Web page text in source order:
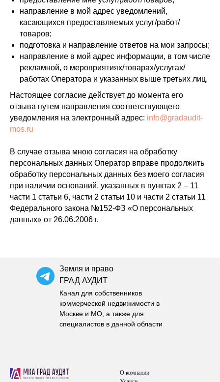
направление в мой адрес уведомлений,
касающихся предоставляемых услуг/работ/
товаров;
подготовка и направление ответов на мои запросы;
направление в мой адрес информации, в том числе
рекламной, о мероприятиях/товарах/услугах/
работах Оператора и указанных выше третьих лиц.
Настоящее согласие действует до момента его
отзыва путем направления соответствующего
уведомления на электронный адрес: info@gradaudit-
mos.ru
В случае отзыва мною согласия на обработку
персональных данных Оператор вправе продолжить
обработку персональных данных без моего согласия
при наличии оснований, указанных в пунктах 2 – 11
части 1 статьи 6, части 2 статьи 10 и части 2 статьи 11
Федерального закона №152-ФЗ «О персональных
данных» от 26.06.2006 г.
Земля и право
ГРАД АУДИТ
Канал для собственников
коммерческой недвижимости в
Москве и МО, а также для
специалистов в данной области
О компании